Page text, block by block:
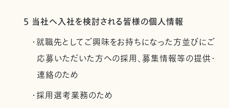
5 当社へ入社を検討される皆様の個人情報
・就職先としてご興味をお持ちになった方並びにご
応募いただいた方への採用、募集情報等の提供・
連絡のため
・採用選考業務のため